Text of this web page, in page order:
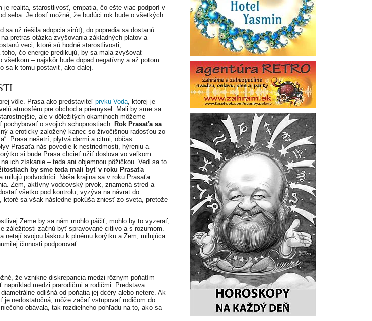
je realita, starostlivosť, empatia, čo ešte viac podporí v
seba. Je dosť možné, že budúci rok bude o všetkých
sa už riešila adopcia sirôt), do popredia sa dostanú
pretras otázka zvyšovania základných platov a
veci, ktoré sú hodné starostlivosti,
čo energie predikujú, by sa mala zvyšovať
– najskôr bude dopad negatívny a až potom
sa k tomu postaviť, ako ďalej.
vôle. Prasa ako predstaviteľ prvku Voda, ktorej je
atmosféru pre obchod a priemysel. Mali by sme sa
ale v dôležitých okamihoch môžeme
o svojich schopnostiach. Rok Prasaťa sa
a eroticky založený kanec so živočišnou radosťou zo
Prasa nešetrí, plytvá darmi a citmi, občas
Prasaťa nás povedie k nestriedmosti, hýreniu a
si bude Prasa chcieť užiť doslova vo veľkom.
ich získanie – teda ani objemnou pôžičkou. Veď sa to
by sme teda mali byť v roku Prasaťa
milujú podvodníci. Naša krajina sa v roku Prasaťa
Zem, aktívny vodcovský prvok, znamená stred a
všetko pod kontrolu, vyzýva na návrat do
ktoré sa však následne pokúša zniesť zo sveta, pretože
Zeme by sa nám mohlo páčiť, mohlo by to vyzerať,
záležitosti začnú byť spravované citlivo a s rozumom.
netají svojou láskou k plnému korýtku a Zem, milujúca
činnosti podporovať.
že vznikne diskrepancia medzi rôznym poňatím
medzi prarodičmi a rodičmi. Predstava
odlišná od poňatia jej dcéry alebo netere. Ak
je nedostatočná, môže začať vstupovať rodičom do
obávala, tak rozdielneho pohľadu na to, ako sa